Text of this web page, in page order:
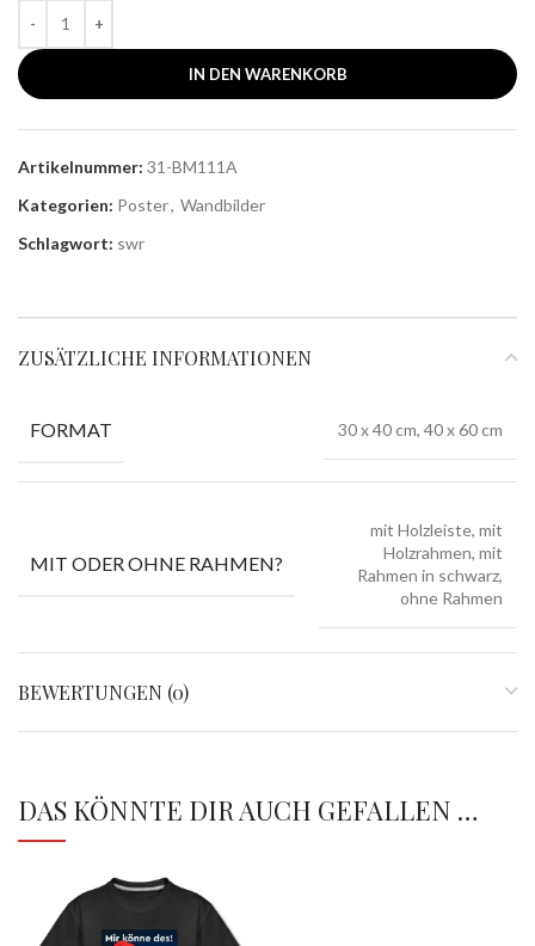
IN DEN WARENKORB
Artikelnummer: 31-BM111A
Kategorien: Poster, Wandbilder
Schlagwort: swr
ZUSÄTZLICHE INFORMATIONEN
FORMAT 30 x 40 cm, 40 x 60 cm
MIT ODER OHNE RAHMEN?
mit Holzleiste, mit
Holzrahmen, mit
Rahmen in schwarz,
ohne Rahmen
BEWERTUNGEN (0)
DAS KÖNNTE DIR AUCH GEFALLEN …